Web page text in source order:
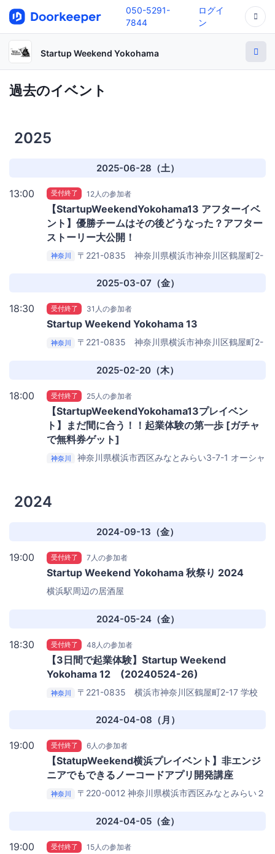
050-5291-
7844
ログイ
ン
Startup Weekend Yokohama
過去のイベント
2025
2025-06-28（土）
13:00 受付終了 12人の参加者
【StartupWeekendYokohama13 アフターイベ
ント】優勝チームはその後どうなった？アフター
ストーリー大公開！
神奈川
〒221-0835 神奈川県横浜市神奈川区鶴屋町2-
科学専門学校2025-03-07（金）
18:30 受付終了 31人の参加者
Startup Weekend Yokohama 13
神奈川
〒221-0835 神奈川県横浜市神奈川区鶴屋町2-
2025-02-20（木）
18:00 受付終了 25人の参加者
【StartupWeekendYokohama13プレイベン
ト】まだ間に合う！！起業体験の第一歩 [ガチャ
で無料券ゲット]
神奈川
神奈川県横浜市西区みなとみらい3-7-1 オーシャ
2024
2024-09-13（金）
19:00 受付終了 7人の参加者
Startup Weekend Yokohama 秋祭り 2024
横浜駅周辺の居酒屋
2024-05-24（金）
18:30 受付終了 48人の参加者
【3日間で起業体験】Startup Weekend
Yokohama 12 (20240524-26)
神奈川 〒221-0835 横浜市神奈川区鶴屋町2-17 学校
2024-04-08（月）
19:00 受付終了 6人の参加者
【StatupWeekend横浜プレイベント】非エンジ
ニアでもできるノーコードアプリ開発講座
神奈川
〒220-0012 神奈川県横浜市西区みなとみらい２
2024-04-05（金）
19:00 受付終了 15人の参加者